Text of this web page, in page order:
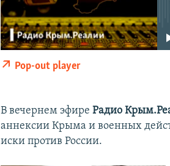
No
Pop-out player
В вечернем эфиреРадио
аннексии Крыма и военных
иски против России.